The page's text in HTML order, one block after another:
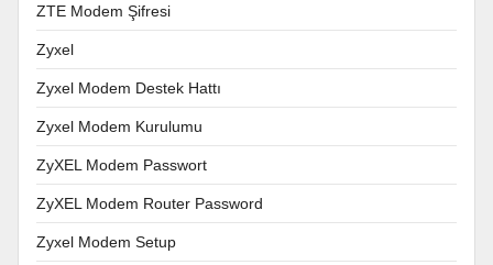
ZTE Modem Şifresi
Zyxel
Zyxel Modem Destek Hattı
Zyxel Modem Kurulumu
ZyXEL Modem Passwort
ZyXEL Modem Router Password
Zyxel Modem Setup